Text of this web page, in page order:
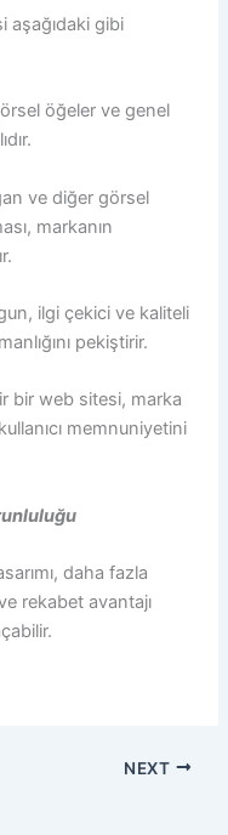
aşağıdaki gibi
öğeler ve genel
ve diğer görsel
markanın
ilgi çekici ve kaliteli
pekiştirir.
bir web sitesi, marka
memnuniyetini
daha fazla
rekabet avantajı
NEXT